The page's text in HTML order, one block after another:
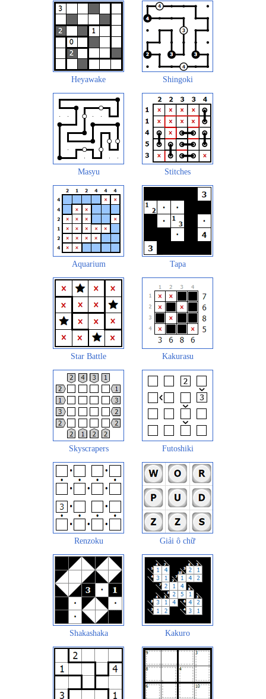
Heyawake Shingoki
Masyu Stitches
Aquarium Tapa
Star Battle Kakurasu
Skyscrapers Futoshiki
Renzoku Giải ô chữ
Shakashaka Kakuro